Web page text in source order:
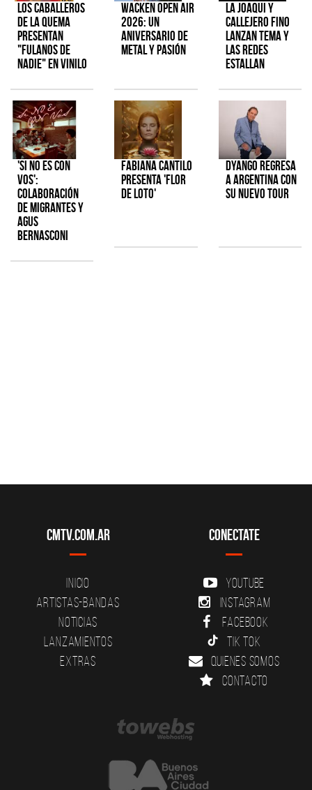
Los Caballeros
de la Quema
presentan
"Fulanos de
Nadie" en vinilo
Wacken Open Air
2026: Un
aniversario de
metal y pasión
La Joaqui y
Callejero Fino
lanzan tema y
las redes
estallan
'Si No Es Con
Vos':
colaboración
de Migrantes y
Agus
Bernasconi
Fabiana Cantilo
presenta 'Flor
de Loto'
Dyango regresa
a Argentina con
su nuevo tour
CMTV.com.ar
Inicio
Artistas-Bandas
Noticias
Lanzamientos
Extras
Conectate
YouTube
Instagram
Facebook
Tik Tok
Quienes somos
Contacto